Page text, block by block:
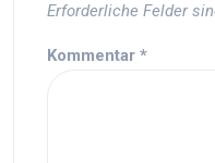
Erforderliche Felder
Kommentar *